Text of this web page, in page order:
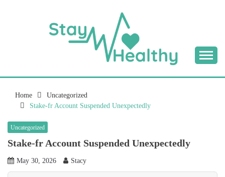
STAY HEALTHY
BLOG
Home
Uncategorized
Stake-fr Account Suspended Unexpectedly
Uncategorized
Stake-fr Account Suspended Unexpectedly
May 30, 2026 Stacy